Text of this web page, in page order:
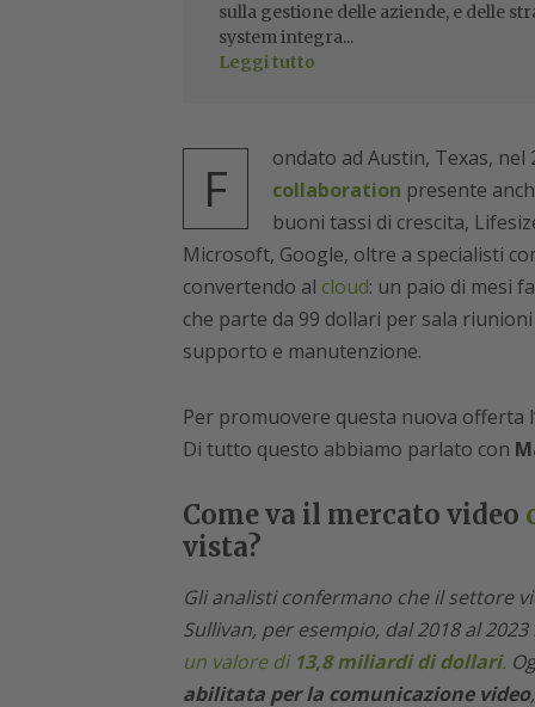
sulla gestione delle aziende, e delle
system integra...
Leggi tutto
F ondato ad Austin, Texas, nel
collaboration presente
buoni tassi di crescita,
Microsoft, Google, oltre a specialisti
convertendo al cloud: un paio di mesi
che parte da 99 dollari per sala
supporto e manutenzione.
Per promuovere questa nuova offerta
Di tutto questo abbiamo parlato con
Come va il mercato video
vista?
Gli analisti confermano che il settore
Sullivan, per esempio, dal 2018 al
un valore di 13,8 miliardi di dollari.
abilitata per la comunicazione video